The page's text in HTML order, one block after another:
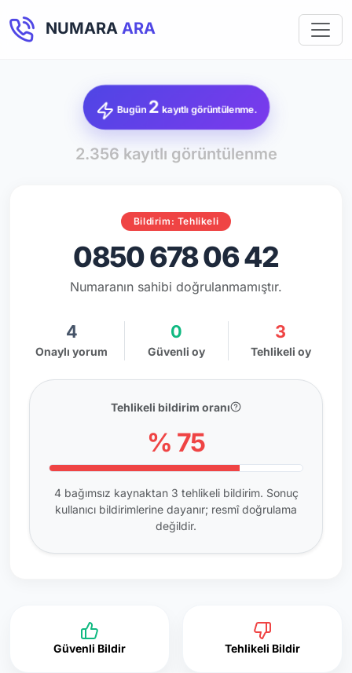
NUMARA ARA
Bugün 2 kayıtlı görüntülenme.
2.356 kayıtlı görüntülenme
Bildirim: Tehlikeli
0850 678 06 42
Numaranın sahibi doğrulanmamıştır.
4
Onaylı yorum
0
Güvenli oy
3
Tehlikeli oy
Tehlikeli bildirim oranı
% 75
4 bağımsız kaynaktan 3 tehlikeli bildirim. Sonuç
kullanıcı bildirimlerine dayanır; resmî doğrulama
değildir.
Güvenli Bildir Tehlikeli Bildir